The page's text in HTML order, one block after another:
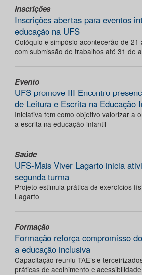
Inscrições
Inscrições abertas para eventos
educação na UFS
Colóquio e simpósio acontecerão de 21
com submissão de trabalhos até 31 de
Evento
UFS promove III Encontro
de Leitura e Escrita na Educação
Iniciativa tem como objetivo valorizar a
a escrita na educação infantil
Saúde
UFS-Mais Viver Lagarto inicia
segunda turma
Projeto estimula prática de exercícios
Lagarto
Formação
Formação reforça compromisso
a educação inclusiva
Capacitação reuniu TAE’s e
práticas de acolhimento e acessibilidade